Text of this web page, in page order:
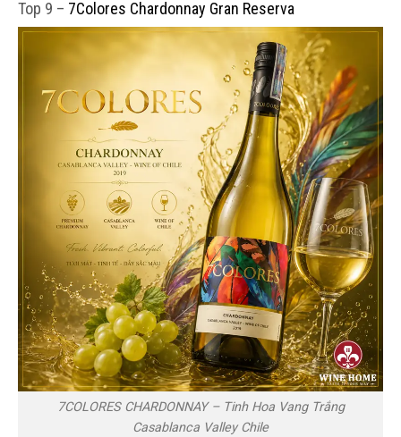
Top 9 – 7Colores Chardonnay Gran Reserva
7COLORES CHARDONNAY – Tinh Hoa Vang Trắng
Casablanca Valley Chile